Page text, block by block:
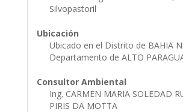
Silvopastoril
Ubicación
Ubicado en el Distrito de BAHIA
Departamento de ALTO
Consultor Ambiental
Ing. CARMEN MARIA SOLEDAD
PIRIS DA MOTTA